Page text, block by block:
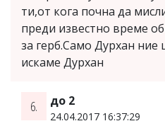
ти,от кога почна да
преди известно време
за герб.Само Дурхан ние
искаме Дурхан
6. до 2
24.04.2017 16:37:29